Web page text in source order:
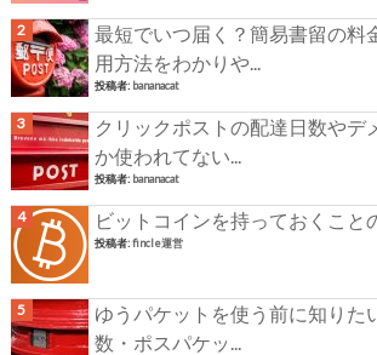
最短でいつ届く？簡易書留の料
用方法をわかりや...
投稿者: bananacat
クリックポストの配達日数やデ
か使われてない...
投稿者: bananacat
ビットコインを持っておくこと
投稿者:fincle運営
ゆうパケットを使う前に知りた
数・ポスパケッ...